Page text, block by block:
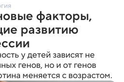
факторы,
развитию
у детей зависят не
генов, но и от генов
меняется с возрастом.